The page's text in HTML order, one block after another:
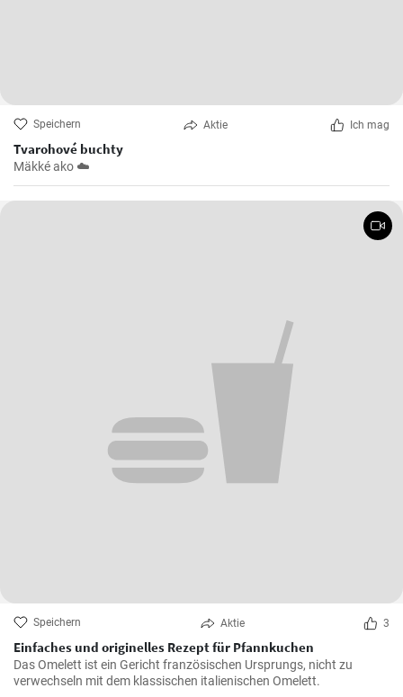
Speichern Aktie Ich mag
Tvarohové buchty
Mäkké ako ☁️
Speichern Aktie 3
Einfaches und originelles Rezept für Pfannkuchen
Das Omelett ist ein Gericht französischen Ursprungs, nicht zu
verwechseln mit dem klassischen italienischen Omelett.